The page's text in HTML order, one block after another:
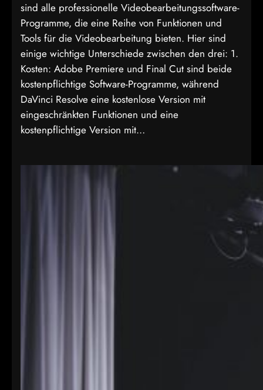
sind alle professionelle Videobearbeitungssoftware-
Programme, die eine Reihe von Funktionen und
Tools für die Videobearbeitung bieten. Hier sind
einige wichtige Unterschiede zwischen den drei: 1.
Kosten: Adobe Premiere und Final Cut sind beide
kostenpflichtige Software-Programme, während
DaVinci Resolve eine kostenlose Version mit
eingeschränkten Funktionen und eine
kostenpflichtige Version mit…